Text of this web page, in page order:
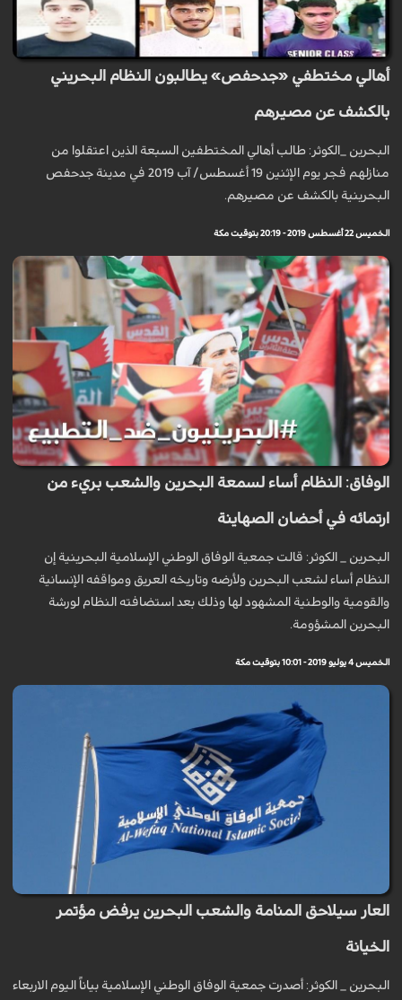
أهالي مختطفي «جدحفص» يطالبون النظام البحريني
بالكشف عن مصيرهم
البحرين _الكوثر: طالب أهالي المختطفين السبعة الذين اعتقلوا من
منازلهم فجر يوم الإثنين 19 أغسطس/ آب 2019 في مدينة جدحفص
البحرينية بالكشف عن مصيرهم.
الخميس 22 أغسطس 2019 - 20:19 بتوقيت مكة
الوفاق: النظام أساء لسمعة البحرين والشعب بريء من
ارتمائه في أحضان الصهاينة
البحرين _ الكوثر: قالت جمعية الوفاق الوطني الإسلامية البحرينية إن
النظام أساء لشعب البحرين ولأرضه وتاريخه العريق ومواقفه الإنسانية
والقومية والوطنية المشهود لها وذلك بعد استضافته النظام لورشة
البحرين المشؤومة.
الخميس 4 يوليو 2019 - 10:01 بتوقيت مكة
العار سيلاحق المنامة والشعب البحرين يرفض مؤتمر
الخيانة
البحرين _ الكوثر: أصدرت جمعية الوفاق الوطني الإسلامية بياناً اليوم الاربعاء